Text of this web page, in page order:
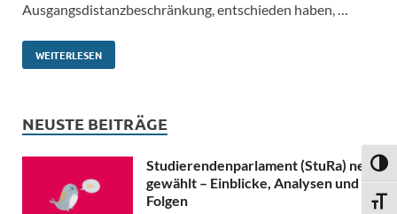
Ausgangsdistanzbeschränkung, entschieden haben, …
WEITERLESEN
NEUSTE BEITRÄGE
Studierendenparlament (StuRa) neu
gewählt – Einblicke, Analysen und
Folgen